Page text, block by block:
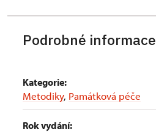
Podrobné informace
Kategorie:
Metodiky, Památková péče
Rok vydání: